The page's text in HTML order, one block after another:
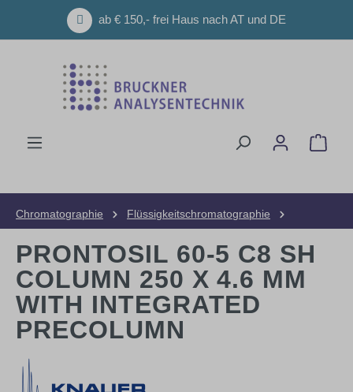
Zum Hauptinhalt springenab € 150,- frei Haus nach AT und DE
Chromatographie
Flüssigkeitschromatographie
PRONTOSIL 60-5 C8 SH
COLUMN 250 X 4.6 MM
WITH INTEGRATED
PRECOLUMN